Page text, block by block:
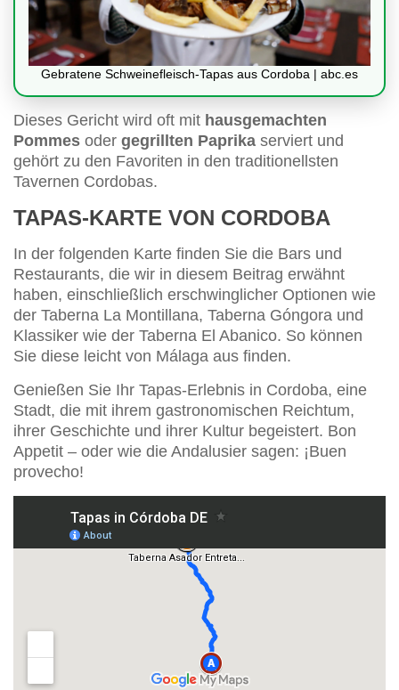
Gebratene Schweinefleisch-Tapas aus Cordoba | abc.es
Dieses Gericht wird oft mit hausgemachten
Pommes oder gegrillten Paprika serviert und
gehört zu den Favoriten in den traditionellsten
Tavernen Cordobas.
TAPAS-KARTE VON CORDOBA
In der folgenden Karte finden Sie die Bars und
Restaurants, die wir in diesem Beitrag erwähnt
haben, einschließlich erschwinglicher Optionen wie
der Taberna La Montillana, Taberna Góngora und
Klassiker wie der Taberna El Abanico. So können
Sie diese leicht von Málaga aus finden.
Genießen Sie Ihr Tapas-Erlebnis in Cordoba, eine
Stadt, die mit ihrem gastronomischen Reichtum,
ihrer Geschichte und ihrer Kultur begeistert. Bon
Appetit – oder wie die Andalusier sagen: ¡Buen
provecho!